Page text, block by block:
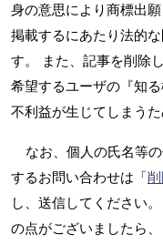
身の意思により商標出
掲載するにあたり法的
す。 また、記事を削除
希望するユーザの『知
不利益が生じてしまうた
なお、個人の氏名等
するお問い合わせは「
し、送信してください
の点がございましたら